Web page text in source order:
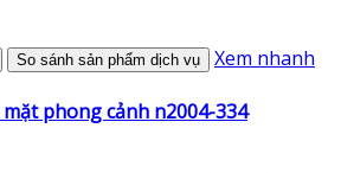
So sánh sản phẩm dịch vụ Xem nhanh
phong cảnh n2004-334